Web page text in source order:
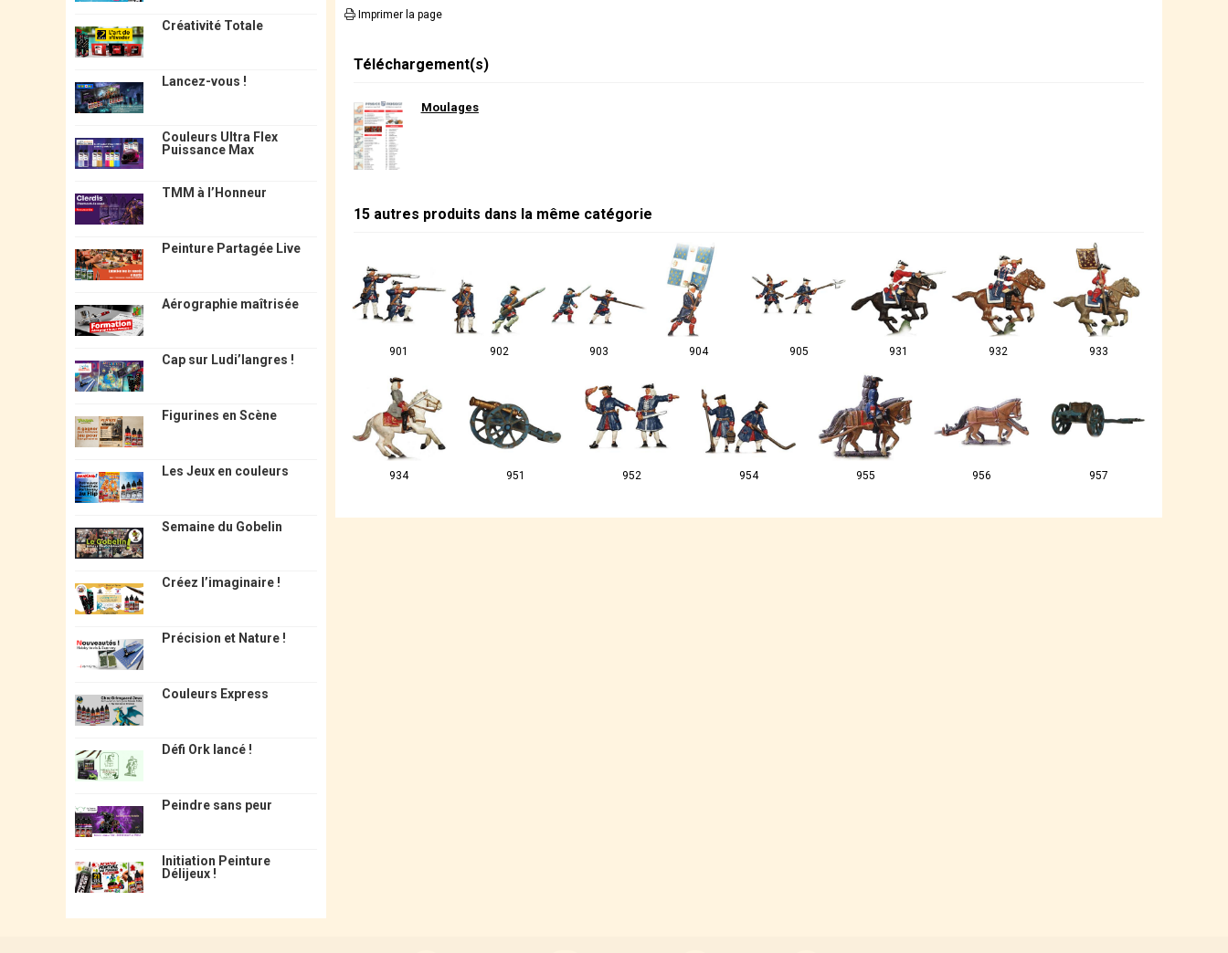
Créativité Totale
Lancez-vous !
Couleurs Ultra Flex
Puissance Max
TMM à l’Honneur
Peinture Partagée Live
Aérographie maîtrisée
Cap sur Ludi’langres !
Figurines en Scène
Les Jeux en couleurs
Semaine du Gobelin
Créez l’imaginaire !
Précision et Nature !
Couleurs Express
Défi Ork lancé !
Peindre sans peur
Initiation Peinture
Délijeux !
Imprimer la page
Téléchargement(s)
Moulages
15 autres produits dans la même catégorie
901 902 903 904 905 931 932 933
934 951 952 954 955 956 957